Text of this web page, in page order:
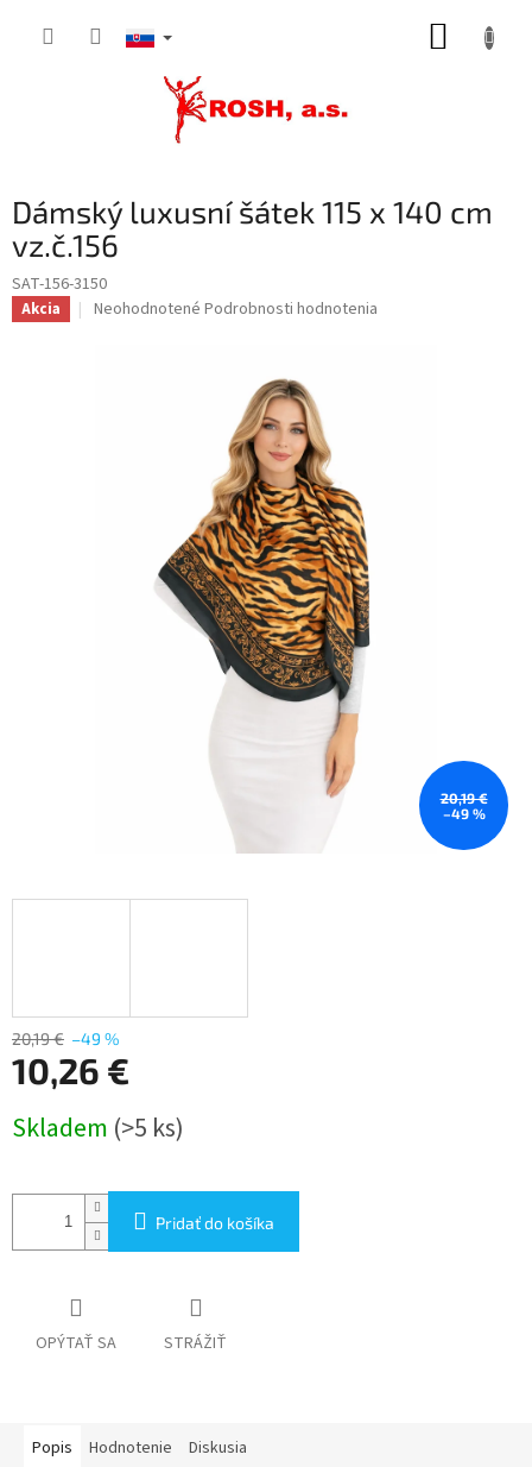
Dámský luxusní šátek 115 x 140 cm
vz.č.156
SAT-156-3150
Akcia
Priemerné
Neohodnotené Podrobnosti hodnotenia
20,19 €
–49 %
20,19 € –49 %
10,26 €
cena:
Skladem (>5 ks)
Pridať do košíka
OPÝTAŤ SA STRÁŽIŤ
Popis Hodnotenie Diskusia